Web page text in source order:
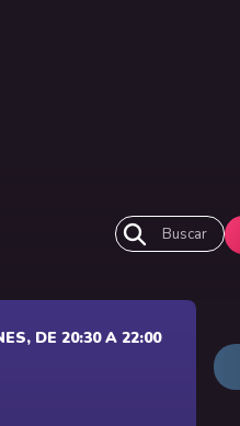
Buscar
DE 20:30 A 22:00